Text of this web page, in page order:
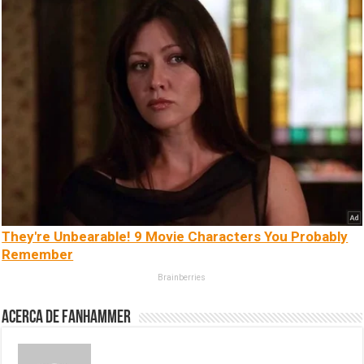
They're Unbearable! 9 Movie Characters You Probably
Remember
Brainberries
Acerca de fanhammer